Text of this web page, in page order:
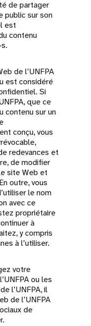
de partager
public sur son
est
contenu
de l’UNFPA
est considéré
Si
que ce
contenu sur un
conçu, vous
redevances et
de modifier
site Web et
outre, vous
le nom
avec ce
propriétaire
à
y compris
à l’utiliser.
votre
ou les
l’UNFPA, il
de l’UNFPA
de